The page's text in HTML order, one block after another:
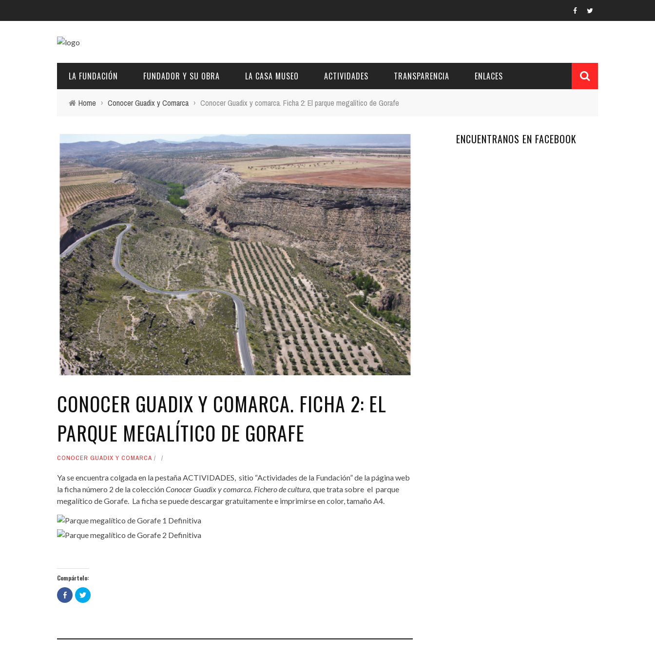
LA FUNDACIÓN
EL PATRONATO: COMPETENCIAS Y COMPOSICIÓN ACTUAL
FUNDADOR Y SU OBRA
PINTURAS
LA CASA MUSEO
VIDEOS
GALERÍA
FOTOMONTAJES
ACTIVIDADES
OTRAS ACTIVIDADES DE ÁMBITO COMARCAL Y PROVINCIAL
TRANSPARENCIA
REUNIONES Y ACUERDOS DEL PATRONATO
PRESUPUESTO Y CUENTAS ANUALES
OTRA INFORMACIÓN DE INTERÉS
ENLACES
Home › Conocer Guadix y Comarca › Conocer Guadix y comarca. Ficha 2: El parque megalítico de Gorafe
CONOCER GUADIX Y COMARCA. FICHA 2: EL
PARQUE MEGALÍTICO DE GORAFE
CONOCER GUADIX Y COMARCA
Ya se encuentra colgada en la pestaña ACTIVIDADES, sitio “Actividades de la Fundación” de la página web
la ficha número 2 de la colecciónConocer Guadix y comarca. Fichero de cultura, que trata sobre el parque
megalítico de Gorafe. La ficha se puede descargar gratuitamente e imprimirse en color, tamaño A4.
Compártelo:
Haz
clic
para
en
Haz
clic
en
ENCUENTRANOS EN FACEBOOK